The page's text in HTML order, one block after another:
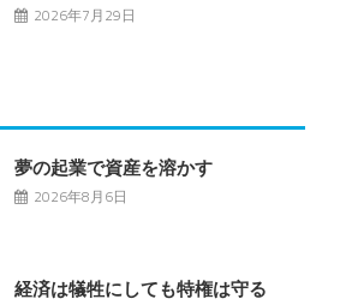
2026年7月29日
夢の起業で資産を溶かす
2026年8月6日
経済は犠牲にしても特権は守る